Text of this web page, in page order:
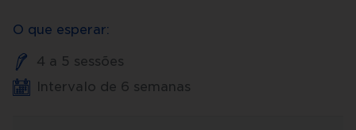
O que esperar:
4 a 5 sessões
Intervalo de 6 semanas